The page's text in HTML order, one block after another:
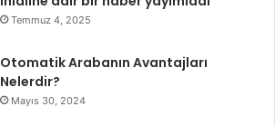
Temmuz 4, 2025
Otomatik Arabanın Avantajları
Nelerdir?
Mayıs 30, 2024